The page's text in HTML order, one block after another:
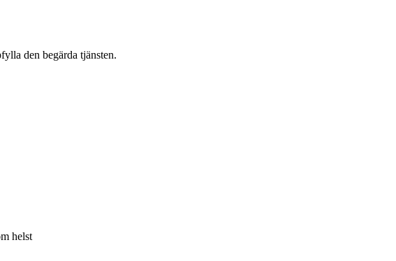
den begärda tjänsten.
helst